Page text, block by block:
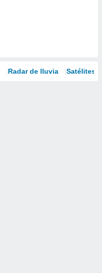
Radar de lluvia Satélites